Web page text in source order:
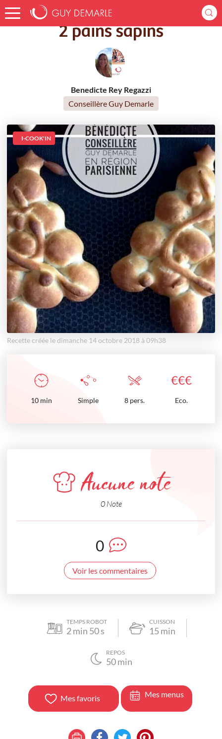
Accueil Recettes 2 pains sapins
2 pains sapins
Benedicte Rey Regazzi
Conseillère Guy Demarle
I-COOK'IN
Recette créée le dimanche 14 octobre 2018 à 09h38
€€€
10 min Simple 8 pers. Eco.
Aucune note
0 Note
0
Voir les commentaires
TEMPS ROBOT
2min 50s
CUISSON
15 min
REPOS
50min
Mes favoris Mes menus